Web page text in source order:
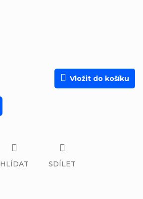
Vložit do košíku
HLÍDAT SDÍLET